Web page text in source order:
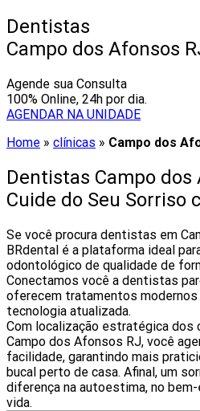
Dentistas
Campo dos Afonsos
Agende sua Consulta
100% Online, 24h por dia.
AGENDAR NA UNIDADE
Home » clínicas » Campo dos
Dentistas Campo dos
Cuide do Seu Sorriso
Se você procura dentistas em
BRdental é a plataforma ideal
odontológico de qualidade de
Conectamos você a dentistas
oferecem tratamentos
tecnologia atualizada.
Com localização estratégica dos
Campo dos Afonsos RJ, você
facilidade, garantindo mais
bucal perto de casa. Afinal, um
diferença na autoestima, no
vida.